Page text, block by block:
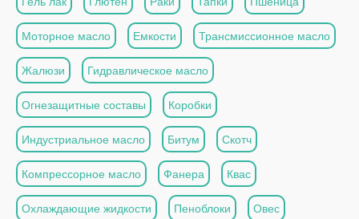
Моторное масло Емкости Трансмиссионное масло
Жалюзи Гидравлическое масло
Огнезащитные составы Коробки
Индустриальное масло Битум Скотч
Компрессорное масло Фанера Квас
Охлаждающие жидкости Пеноблоки Овес